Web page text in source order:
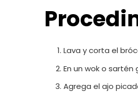
Lava y corta el
En un wok o
Agrega el ajo